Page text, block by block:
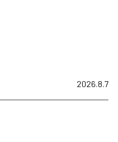
2026.8.7